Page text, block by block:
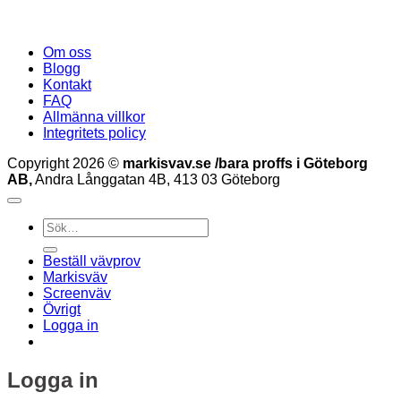
Om oss
Blogg
Kontakt
FAQ
Allmänna villkor
Integritets policy
Copyright 2026 © markisvav.se /bara proffs i Göteborg
AB,Andra Långgatan 4B, 413 03 Göteborg
Sök
efter:
Beställ vävprov
Markisväv
Screenväv
Övrigt
Logga in
Logga in